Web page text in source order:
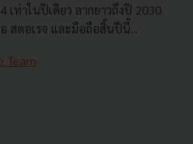
เท่าในปีเดียว ลากยาวถึงปี 2030
สตอเรจ และมือถือสิ้นปีนี้...
Team